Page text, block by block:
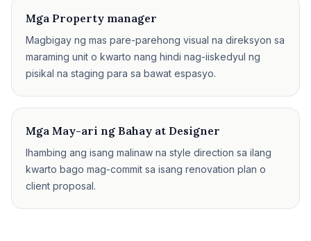
Mga Property manager
Magbigay ng mas pare-parehong visual na direksyon sa
maraming unit o kwarto nang hindi nag-iiskedyul ng
pisikal na staging para sa bawat espasyo.
Mga May-ari ng Bahay at Designer
Ihambing ang isang malinaw na style direction sa ilang
kwarto bago mag-commit sa isang renovation plan o
client proposal.